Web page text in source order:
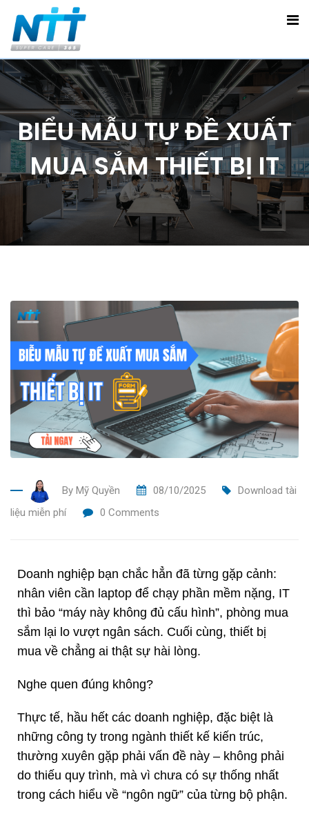
BIỂU MẪU TỰ ĐỀ XUẤT
MUA SẮM THIẾT BỊ IT
By Mỹ Quyền 08/10/2025
Download tài
liệu miễn phí
0 Comments
Doanh nghiệp bạn chắc hẳn đã từng gặp cảnh:
nhân viên cần laptop để chạy phần mềm nặng, IT
thì bảo “máy này không đủ cấu hình”, phòng mua
sắm lại lo vượt ngân sách. Cuối cùng, thiết bị
mua về chẳng ai thật sự hài lòng.
Nghe quen đúng không?
Thực tế, hầu hết các doanh nghiệp, đặc biệt là
những công ty trong ngành thiết kế kiến trúc,
thường xuyên gặp phải vấn đề này – không phải
do thiếu quy trình, mà vì chưa có sự thống nhất
trong cách hiểu về “ngôn ngữ” của từng bộ phận.